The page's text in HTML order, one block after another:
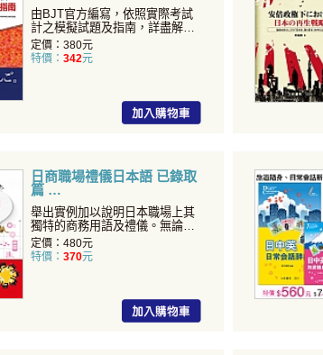
由BJT官方編寫，依照實際考試
計之模擬試題及指南，詳盡解析
考試要訣！...
定價：380元
特價： 342元
日商職場禮儀日本語 已錄取
篇
舉出實例加以說明日本職場上其
獨特的商務用語及禮儀。無論是
職場新人，或是打拚多年的...
定價：480元
特價： 370元